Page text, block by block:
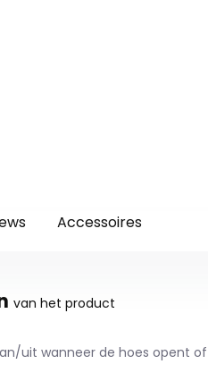
Accessoires
van het product
uit wanneer de hoes opent